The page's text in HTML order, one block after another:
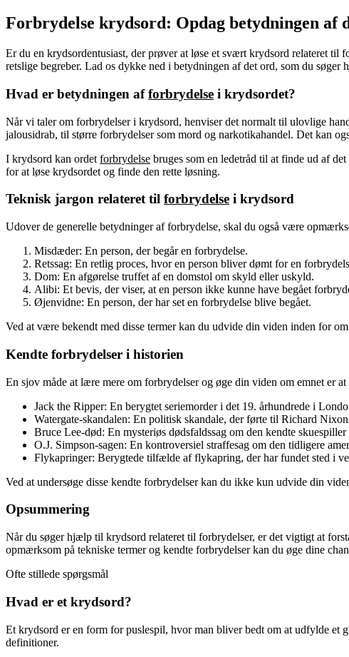
Forbrydelse krydsord: Opdag betydningen af
Er du en krydsordentusiast, der prøver at løse et svært krydsord relateret
retslige begreber. Lad os dykke ned i betydningen af det ord, som du
Hvad er betydningen afforbrydelse i krydsordet?
Når vi taler om forbrydelser i krydsord, henviser det normalt til ulovlige
jalousidrab, til større forbrydelser som mord og narkotikahandel. Det kan
I krydsord kan ordet forbrydelse bruges som en ledetråd til at finde ud af
for at løse krydsordet og finde den rette løsning.
Teknisk jargon relateret til forbrydelse i krydsord
Udover de generelle betydninger af forbrydelse, skal du også være
Misdæder: En person, der begår en forbrydelse.
Retssag: En retlig proces, hvor en person bliver dømt for en
Dom: En afgørelse truffet af en domstol om skyld eller uskyld.
Alibi: Et bevis, der viser, at en person ikke kunne have begået
Øjenvidne: En person, der har set en forbrydelse blive begået.
Ved at være bekendt med disse termer kan du udvide din viden inden for
Kendte forbrydelser i historien
En sjov måde at lære mere om forbrydelser og øge din viden om emnet er
Jack the Ripper: En berygtet seriemorder i det 19. århundrede i
Watergate-skandalen: En politisk skandale, der førte til Richard
Bruce Lee-død: En mysteriøs dødsfaldssag om den kendte skuespiller
O.J. Simpson-sagen: En kontroversiel straffesag om den tidligere
Flykapringer: Berygtede tilfælde af flykapring, der har fundet sted i
Ved at undersøge disse kendte forbrydelser kan du ikke kun udvide din
Opsummering
Når du søger hjælp til krydsord relateret til forbrydelser, er det vigtigt at
opmærksom på tekniske termer og kendte forbrydelser kan du øge dine
Ofte stillede spørgsmål
Hvad er et krydsord?
Et krydsord er en form for puslespil, hvor man bliver bedt om at udfylde et
definitioner.